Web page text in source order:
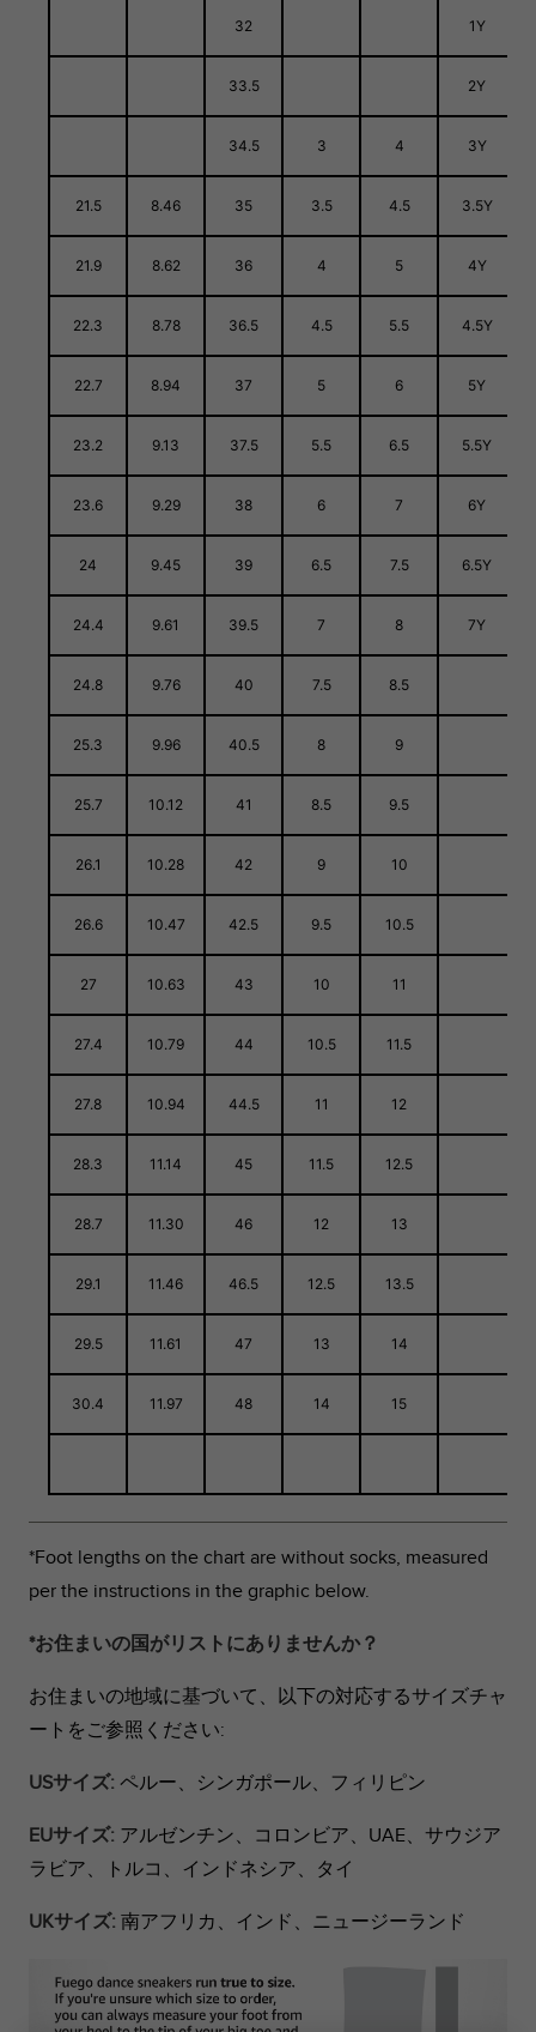
32 1Y
33.5 2Y
34.5 3 4 3Y
21.5 8.46 35 3.5 4.5 3.5Y
21.9 8.62 36 4 5 4Y
22.3 8.78 36.5 4.5 5.5 4.5Y
22.7 8.94 37 5 6 5Y
23.2 9.13 37.5 5.5 6.5 5.5Y
23.6 9.29 38 6 7 6Y
24 9.45 39 6.5 7.5 6.5Y
24.4 9.61 39.5 7 8 7Y
24.8 9.76 40 7.5 8.5
25.3 9.96 40.5 8 9
25.7 10.12 41 8.5 9.5
26.1 10.28 42 9 10
26.6 10.47 42.5 9.5 10.5
27 10.63 43 10 11
27.4 10.79 44 10.5 11.5
27.8 10.94 44.5 11 12
28.3 11.14 45 11.5 12.5
28.7 11.30 46 12 13
29.1 11.46 46.5 12.5 13.5
29.5 11.61 47 13 14
30.4 11.97 48 14 15
*Foot lengths on the chart are without socks, measured
per the instructions in the graphic below.
*お住まいの国がリストにありませんか？
お住まいの地域に基づいて、以下の対応するサイズチャ
ートをご参照ください:
USサイズ: ペルー、シンガポール、フィリピン
EUサイズ: アルゼンチン、コロンビア、UAE、サウジア
ラビア、トルコ、インドネシア、タイ
UKサイズ: 南アフリカ、インド、ニュージーランド